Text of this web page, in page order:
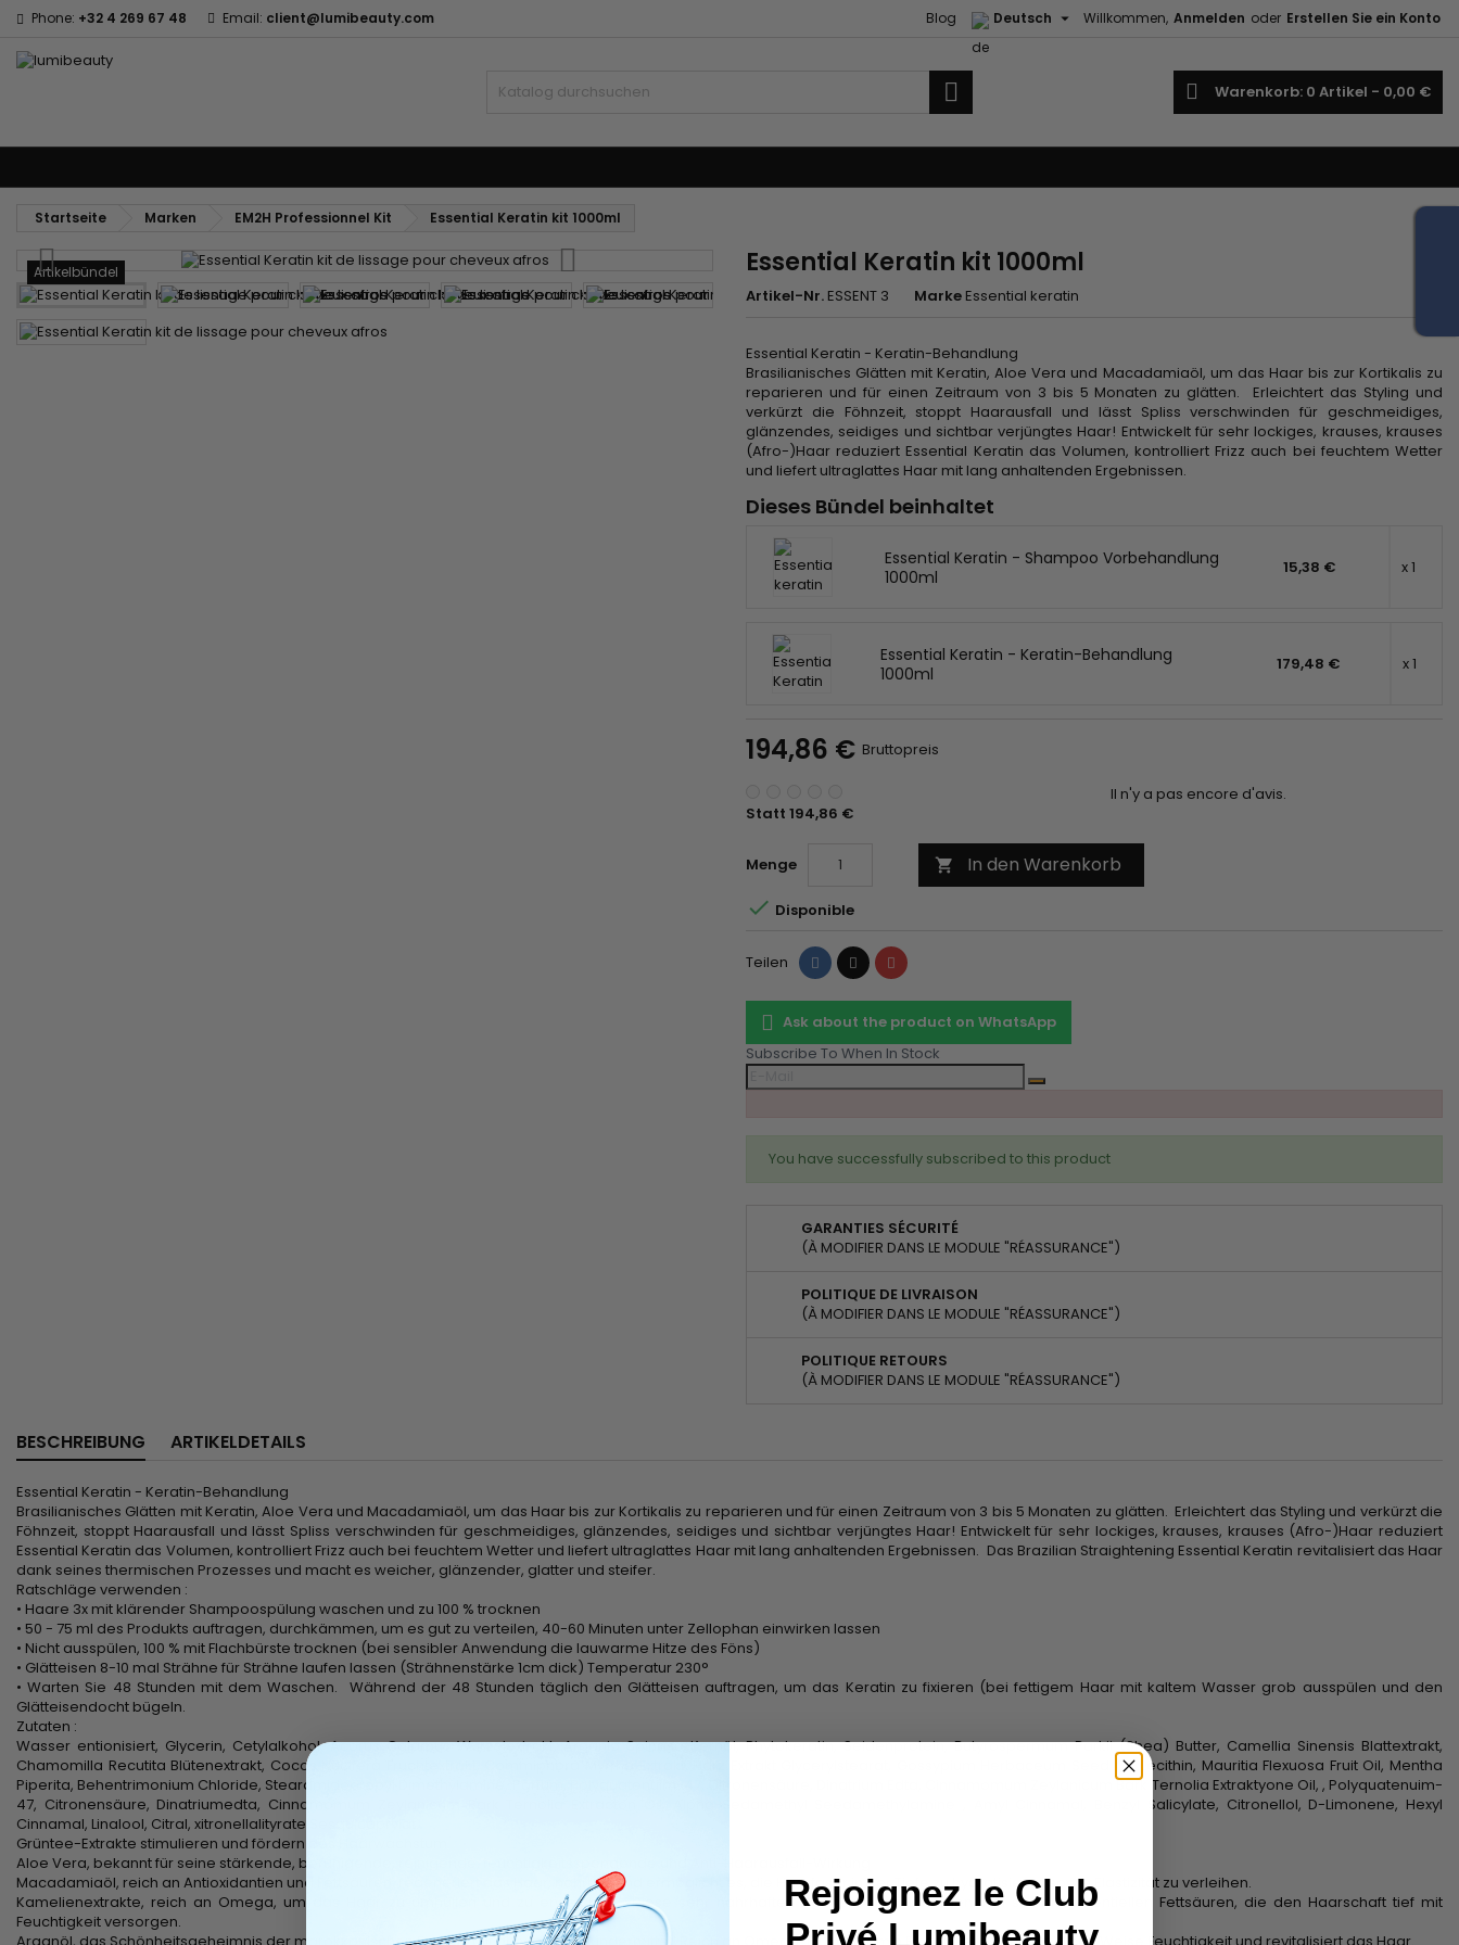
Phone: +32 4 269 67 48 Email: client@lumibeauty.com Willkommen, Anmelden oder Erstellen Sie ein Konto
Deutsch 
Blog
Warenkorb 0 Artikel - 0,00 €
Startseite Marken EM2H Professionnel Kit Essential Keratin kit 1000ml
Artikelbündel Essential Keratin kit 1000ml
Artikel-Nr. ESSENT 3 Marke Essential keratin
Essential Keratin - Keratin-Behandlung
Brasilianisches Glätten mit Keratin, Aloe Vera und Macadamiaöl, um das Haar bis zur Kortikalis zu
reparieren und für einen Zeitraum von 3 bis 5 Monaten zu glätten. Erleichtert das Styling und
verkürzt die Föhnzeit, stoppt Haarausfall und lässt Spliss verschwinden für geschmeidiges,
glänzendes, seidiges und sichtbar verjüngtes Haar! Entwickelt für sehr lockiges, krauses, krauses
(Afro-)Haar reduziert Essential Keratin das Volumen, kontrolliert Frizz auch bei feuchtem Wetter
und liefert ultraglattes Haar mit lang anhaltenden Ergebnissen.
Dieses Bündel beinhaltet
Essential Keratin - Shampoo Vorbehandlung
1000ml
15,38 € x 1
Essential Keratin - Keratin-Behandlung
1000ml
179,48 € x 1
194,86 € Bruttopreis
Il n'y a pas encore d'avis.
Statt 194,86 €
Menge  In den Warenkorb
 Disponible
Teilen Teilen Tweet Pinterest
Ask about the product on WhatsApp
Subscribe To When In Stock
You have successfully subscribed to this product
GARANTIES SÉCURITÉ
(À MODIFIER DANS LE MODULE "RÉASSURANCE")
POLITIQUE DE LIVRAISON
(À MODIFIER DANS LE MODULE "RÉASSURANCE")
POLITIQUE RETOURS
(À MODIFIER DANS LE MODULE "RÉASSURANCE")
BESCHREIBUNG ARTIKELDETAILS
Essential Keratin - Keratin-Behandlung
Brasilianisches Glätten mit Keratin, Aloe Vera und Macadamiaöl, um das Haar bis zur Kortikalis zu reparieren und für einen Zeitraum von 3 bis 5 Monaten zu glätten. Erleichtert das Styling und verkürzt die
Föhnzeit, stoppt Haarausfall und lässt Spliss verschwinden für geschmeidiges, glänzendes, seidiges und sichtbar verjüngtes Haar! Entwickelt für sehr lockiges, krauses, krauses (Afro-)Haar reduziert
Essential Keratin das Volumen, kontrolliert Frizz auch bei feuchtem Wetter und liefert ultraglattes Haar mit lang anhaltenden Ergebnissen. Das Brazilian Straightening Essential Keratin revitalisiert das Haar
dank seines thermischen Prozesses und macht es weicher, glänzender, glatter und steifer.
Ratschläge verwenden :
• Haare 3x mit klärender Shampoospülung waschen und zu 100 % trocknen
• 50 - 75 ml des Produkts auftragen, durchkämmen, um es gut zu verteilen, 40-60 Minuten unter Zellophan einwirken lassen
• Nicht ausspülen, 100 % mit Flachbürste trocknen (bei sensibler Anwendung die lauwarme Hitze des Föns)
• Glätteisen 8-10 mal Strähne für Strähne laufen lassen (Strähnenstärke 1cm dick) Temperatur 230°
• Warten Sie 48 Stunden mit dem Waschen. Während der 48 Stunden täglich den Glätteisen auftragen, um das Keratin zu fixieren (bei fettigem Haar mit kaltem Wasser grob ausspülen und den
Glätteisendocht bügeln.
Zutaten :
Wasser entionisiert, Glycerin, Cetylalkohol, Acorus Calamus Wurzelextrakt, Argania Spinosa Kernöl, Phytokeratin, Seidenprotein, Butyrospermum Parkii (Shea) Butter, Camellia Sinensis Blattextrakt,
Chamomilla Recutita Blütenextrakt, Cocos Nucifera Fruchtextrakt, Commiphora Myrrha Extrakt, Harz Extrakt Glycerylstearat, Gossypium Herbaceum Seed Oil, Lecithin, Mauritia Flexuosa Fruit Oil, Mentha
Piperita, Behentrimonium Chloride, Stearamidopropyl Dimethylamine, Parfum, Polyquatenuim-47, Citronensäure, Dinatrium Edta, Cinnamomum Zeylanicum Bark Ternolia Extraktyone Oil, , Polyquatenuim-
47, Citronensäure, Dinatriumedta, Cinnamomum Zeylanicum Bark Ternolia Extracton Oil, Alpha-Sedamethyl Seedamethylamine , Amyl Cinnamal, Benzyl Salicylate, Citronellol, D-Limonene, Hexyl
Cinnamal, Linalool, Citral, xitronellalityrate Sesquicaprylat.
Grüntee-Extrakte stimulieren und fördern das Haarwachstum
Aloe Vera, bekannt für seine stärkende, beruhigende, reinigende, feuchtigkeitsspendende und Anti-Haarausfall-Wirkung
Macadamiaöl, reich an Antioxidantien und Fettsäuren, regeneriert das Haar, nährt es und ermöglicht es, die Haarfaser in der Tiefe zu hydratisieren sowie Elastizität zu verleihen.
Kamelienextrakte, reich an Omega, um das Haar zu umhüllen und zu erweichen. Diese sehr nahrhaften Eigenschaften kommen von seinen essentiellen Fettsäuren, die den Haarschaft tief mit
Feuchtigkeit versorgen.
Rejoignez le Club
Privé Lumibeauty